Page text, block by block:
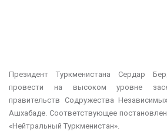
Президент Туркменистана Сердар
провести на высоком уровне
правительств Содружества
Ашхабаде. Соответствующее
«Нейтральный Туркменистан».